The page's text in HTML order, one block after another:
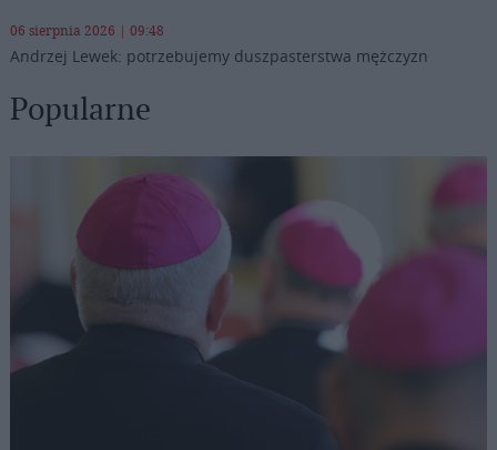
06 sierpnia 2026 | 09:48
Andrzej Lewek: potrzebujemy duszpasterstwa mężczyzn
Popularne